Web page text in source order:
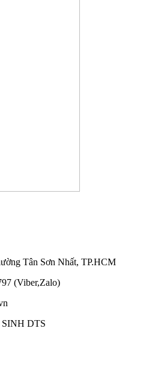
Tân Sơn Nhất, TP.HCM
(Viber,Zalo)
DTS